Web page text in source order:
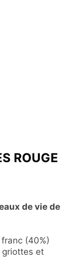
ROUGE
de vie de
(40%)
griottes et